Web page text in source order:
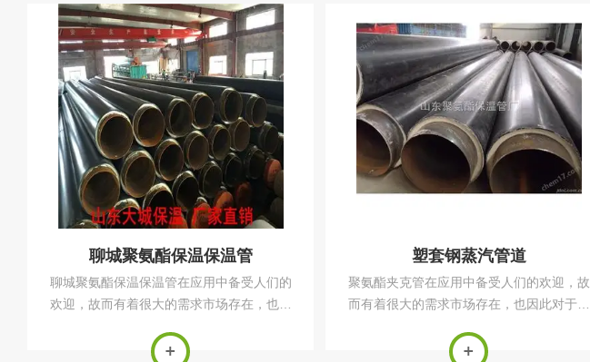
聊城聚氨酯保温保温管
聊城聚氨酯保温保温管在应用中备受人们的
欢迎，故而有着很大的需求市场存在，也因
数额要求。对于聚氨酯保温管的生产加工，
塑套钢蒸汽管道
聚氨酯夹克管在应用中备受人们的欢迎，故
而有着很大的需求市场存在，也因此对于聚
求。对于聚氨酯保温管的生产加工，需要针